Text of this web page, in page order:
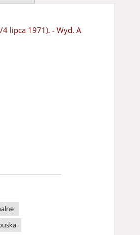
lipca 1971). - Wyd. A